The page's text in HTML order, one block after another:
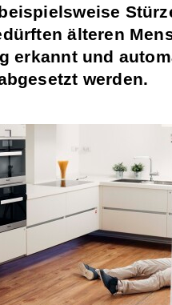
älteren
erkannt und
werden.